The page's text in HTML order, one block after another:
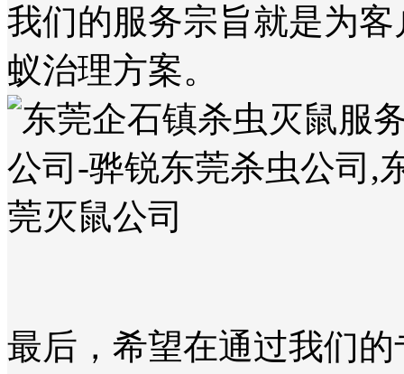
我们的服务宗旨就是为
蚁治理方案。
最后，希望在通过我们